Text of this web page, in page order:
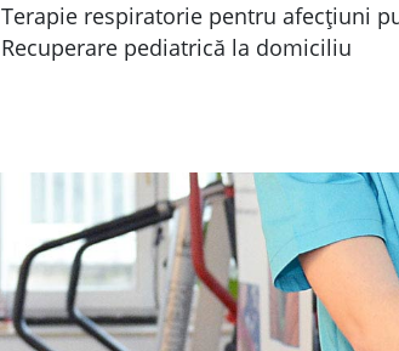
Terapie respiratorie pentru afecțiuni
Recuperare pediatrică la domiciliu